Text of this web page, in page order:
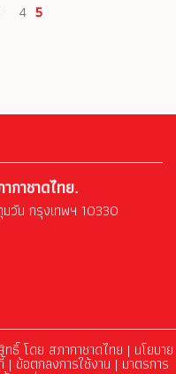
4 5
กาชาดไทย.
วัน กรุงเทพฯ 10330
โดย สภากาชาดไทย | นโยบาย
| ข้อตกลงการใช้งาน | มาตรการ